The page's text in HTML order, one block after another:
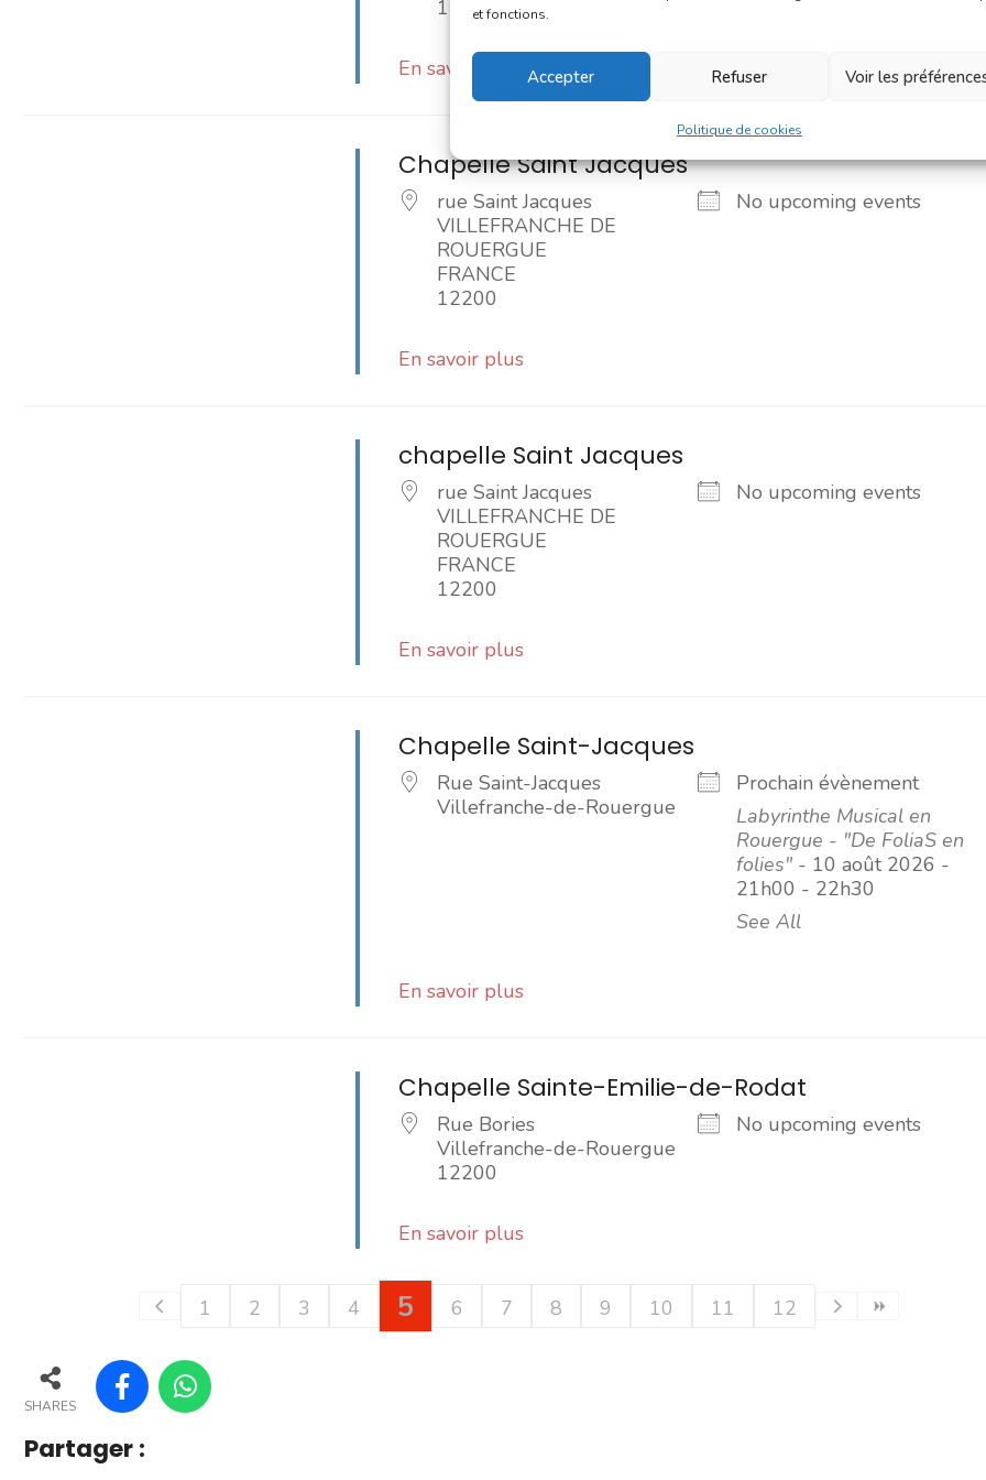
et fonctions.
Accepter Refuser Voir les
Politique de cookies
12200
En savoir plus
Chapelle Saint Jacques
rue Saint Jacques
VILLEFRANCHE DE
ROUERGUE
FRANCE
12200
No upcoming events
En savoir plus
chapelle Saint Jacques
rue Saint Jacques
VILLEFRANCHE DE
ROUERGUE
FRANCE
12200
No upcoming events
En savoir plus
Chapelle Saint-Jacques
Rue Saint-Jacques
Villefranche-de-Rouergue
Prochain évènement
Labyrinthe Musical en
Rouergue - "De FoliaS en
folies"- 10 août 2026 -
21h00 - 22h30
See All
En savoir plus
Chapelle Sainte-Emilie-de-Rodat
Rue Bories
Villefranche-de-Rouergue
12200
No upcoming events
En savoir plus
1 2 3 4 5 6 7 8 9 10 11 12
SHARES
Partager :